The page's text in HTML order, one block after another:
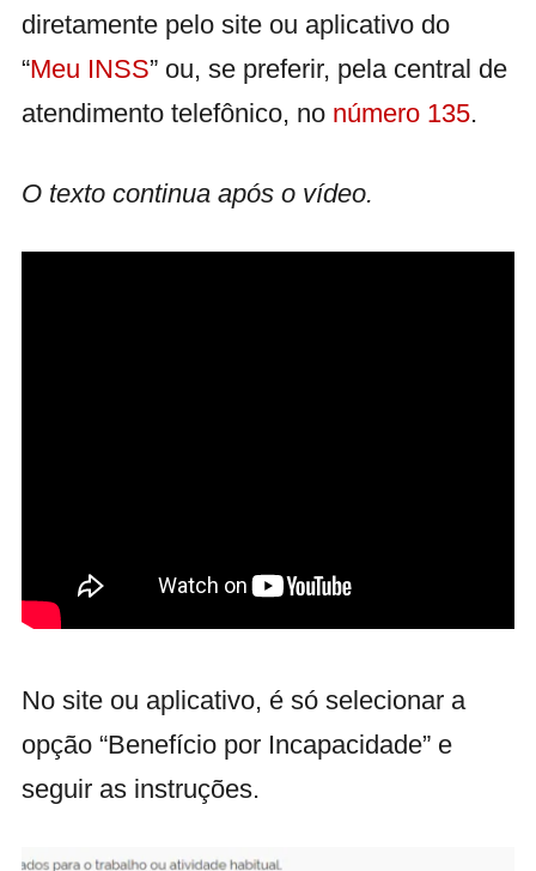
diretamente pelo site ou aplicativo do
“Meu INSS” ou, se preferir, pela central de
atendimento telefônico, no número 135.
O texto continua após o vídeo.
No site ou aplicativo, é só selecionar a
opção “Benefício por Incapacidade” e
seguir as instruções.